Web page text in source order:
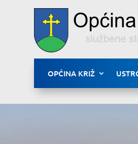
OPĆINA KRIŽ